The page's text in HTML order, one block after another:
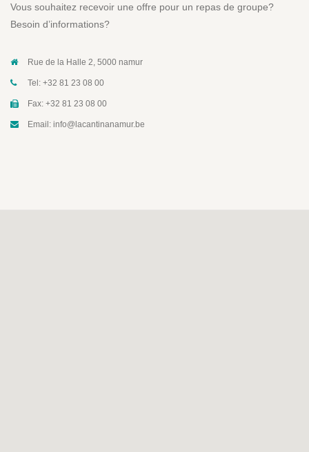
Vous souhaitez recevoir une offre pour un repas de groupe?
Besoin d’informations?
Rue de la Halle 2, 5000 namur
Tel: +32 81 23 08 00
Fax: +32 81 23 08 00
Email: info@lacantinanamur.be